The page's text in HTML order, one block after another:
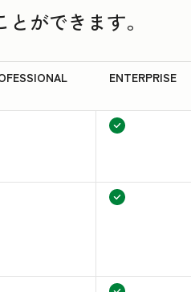
ができます。
ENTERPRISE